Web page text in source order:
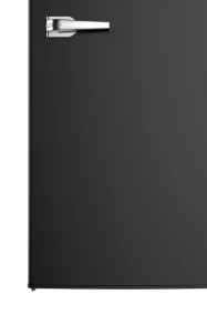
Uscatoare de par